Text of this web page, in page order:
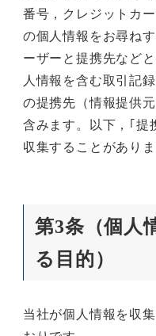
番号，クレジットカ
の個人情報をお尋ね
ーザーと提携先など
人情報を含む取引記
の提携先（情報提供
含みます。以下，｢提
収集することがありま
第3条（個人
る目的）
当社が個人情報を収